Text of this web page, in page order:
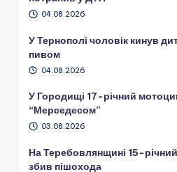
04.08.2026
У Тернополі чоловік кинув
пивом
04.08.2026
У Городищі 17-річний
“Мерседесом”
03.08.2026
На Теребовлянщині 15-
збив пішохода